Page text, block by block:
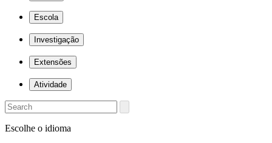
Escola
Investigação
Extensões
Atividade
Escolhe o idioma